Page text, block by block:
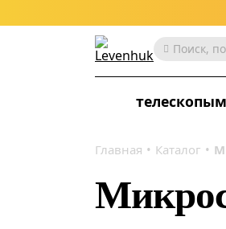
телескопы
Главная Каталог